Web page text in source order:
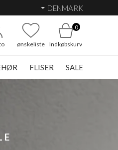
DENMARK
ønskeliste
0
Indkøbskurv
FLISER SALE